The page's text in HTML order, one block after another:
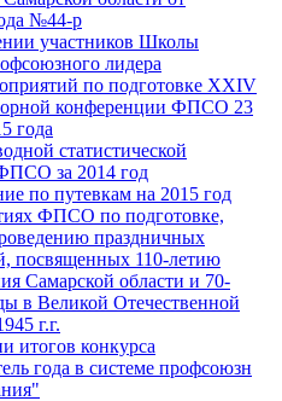
№44-р
участников Школы
лидера
по подготовке XXIV
конференции ФПСО 23
года
статистической
за 2014 год
по путевкам на 2015 год
ФПСО по подготовке,
праздничных
посвященных 110-летию
Самарской области и 70-
в Великой Отечественной
г.г.
итогов конкурса
года в системе профсоюзн